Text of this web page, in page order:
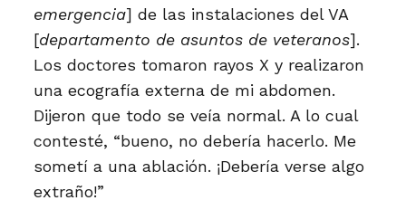
emergencia] de las instalaciones del VA
[departamento de asuntos de veteranos].
Los doctores tomaron rayos X y realizaron
una ecografía externa de mi abdomen.
Dijeron que todo se veía normal. A lo cual
contesté, “bueno, no debería hacerlo. Me
sometí a una ablación. ¡Debería verse algo
extraño!”